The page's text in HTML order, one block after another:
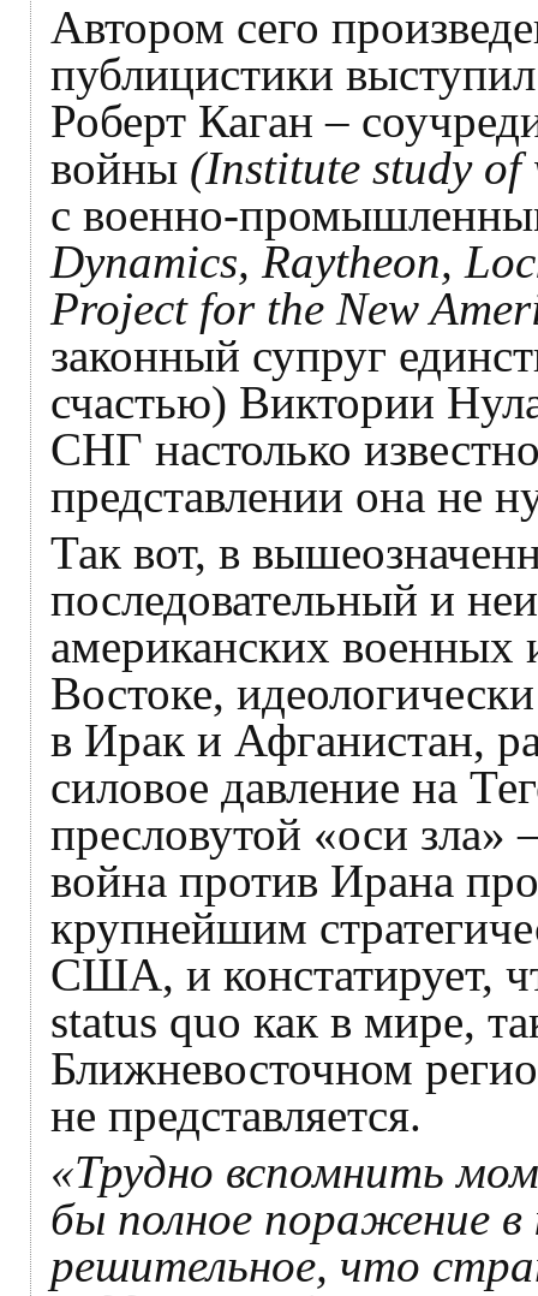
Автором сего
публицистики
Роберт Каган –
войны (Institute study of
с военно-
Dynamics, Raytheon,
Project for the New
законный супруг
счастью) Виктории
СНГ настолько
представлении она не
Так вот, в
последовательный и
американских
Востоке,
в Ирак и Афганистан,
силовое давление на
пресловутой «оси зла»
война против Ирана
крупнейшим
США, и констатирует,
status quo как в мире,
Ближневосточном
не представляется.
«Трудно вспомнить
бы полное поражение
решительное, что